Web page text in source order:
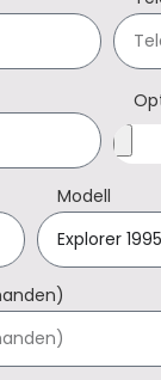
Modell